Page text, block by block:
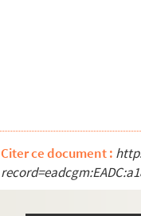
Citer ce document :